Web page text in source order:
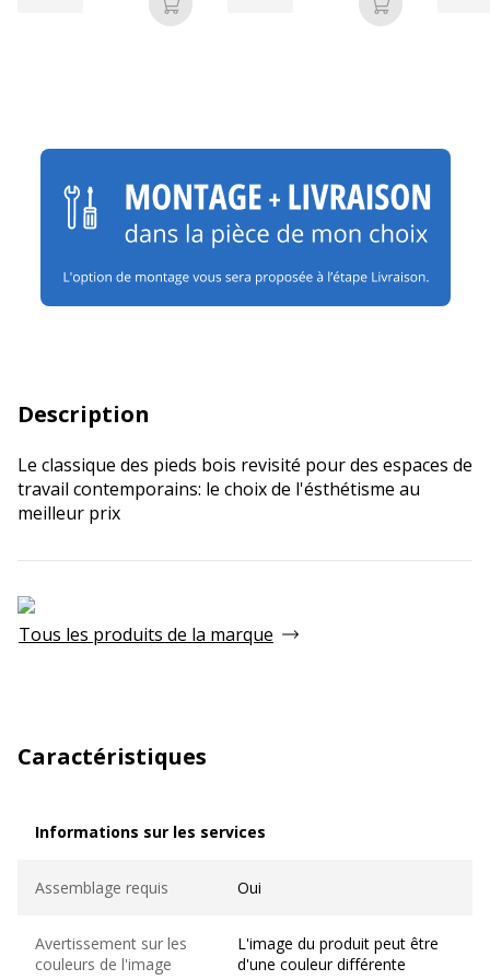
Ajouter au panier Ajouter au
Description
Le classique des pieds bois revisité pour des espaces de
travail contemporains: le choix de l'ésthétisme au
meilleur prix
Tous les produits de la marque
Caractéristiques
Informations sur les services
Assemblage requis Oui
Avertissement sur les
couleurs de l'image
L'image du produit peut être
d'une couleur différente